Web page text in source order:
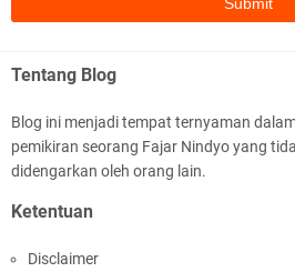
Tentang Blog
Blog ini menjadi tempat ternyaman
pemikiran seorang Fajar Nindyo yang
didengarkan oleh orang lain.
Ketentuan
Disclaimer